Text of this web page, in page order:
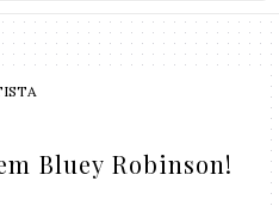
Bluey Robinson!